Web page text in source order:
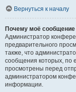
Вернуться к началу
Почему моё сообщение
Администратор
предварительного
также, что
сообщения которых, по
просмотрены перед
администратором
информации.